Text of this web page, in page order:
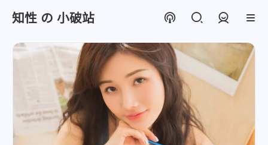
知性 の 小破站